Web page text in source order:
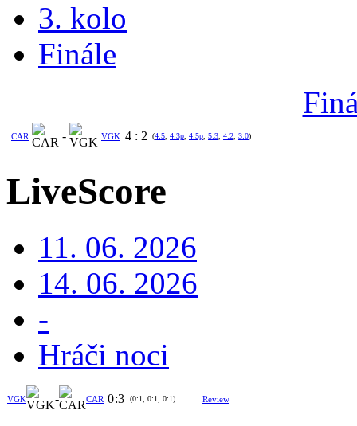
3. kolo
Finále
CAR - VGK 4 : 2 (4:5 4:3p 4:5p 5:3 4:2 3:0)
LiveScore
11. 06. 2026
14. 06. 2026
-
Hráči noci
VGK - CAR 0:3 (0:1, 0:1, 0:1) Review